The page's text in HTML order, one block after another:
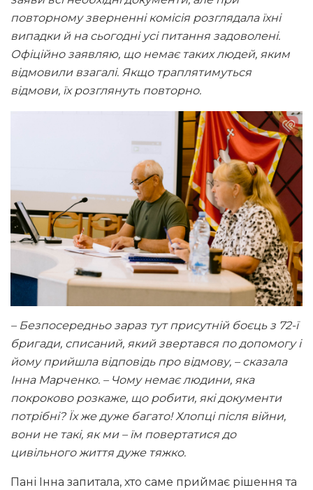
повторному зверненні комісія розглядала їхні
випадки й на сьогодні усі питання задоволені.
Офіційно заявляю, що немає таких людей, яким
відмовили взагалі. Якщо траплятимуться
відмови, їх розглянуть повторно.
– Безпосередньо зараз тут присутній боєць з 72-ї
бригади, списаний, який звертався по допомогу і
йому прийшла відповідь про відмову, – сказала
Інна Марченко. – Чому немає людини, яка
покроково розкаже, що робити, які документи
потрібні? Їх же дуже багато! Хлопці після війни,
вони не такі, як ми – їм повертатися до
цивільного життя дуже тяжко.
Пані Інна запитала, хто саме приймає рішення та